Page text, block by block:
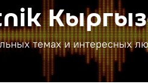
темах и интересных